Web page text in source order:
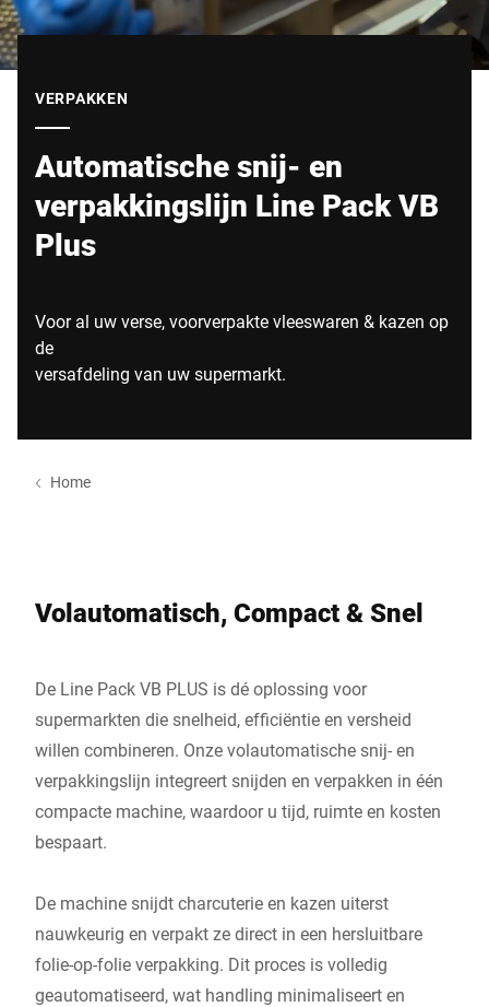
Wereldwijde website
VERPAKKEN
Automatische snij- en
verpakkingslijn Line Pack VB
Plus
Voor al uw verse, voorverpakte vleeswaren & kazen op
de
versafdeling van uw supermarkt.
Home
Volautomatisch, Compact & Snel
De Line Pack VB PLUS is dé oplossing voor
supermarkten die snelheid, efficiëntie en versheid
willen combineren. Onze volautomatische snij- en
verpakkingslijn integreert snijden en verpakken in één
compacte machine, waardoor u tijd, ruimte en kosten
bespaart.
De machine snijdt charcuterie en kazen uiterst
nauwkeurig en verpakt ze direct in een hersluitbare
folie-op-folie verpakking. Dit proces is volledig
geautomatiseerd, wat handling minimaliseert en